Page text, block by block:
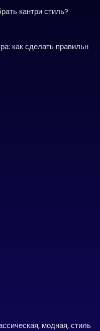
кантри стиль?
как сделать правильн
модная, стиль